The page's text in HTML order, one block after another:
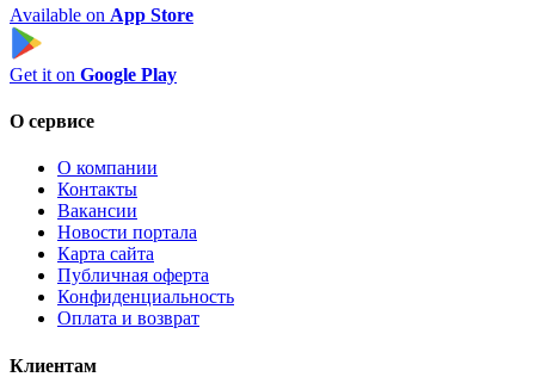
Available on App Store
Get it on Google Play
О сервисе
О компании
Контакты
Вакансии
Новости портала
Карта сайта
Публичная оферта
Конфиденциальность
Оплата и возврат
Клиентам